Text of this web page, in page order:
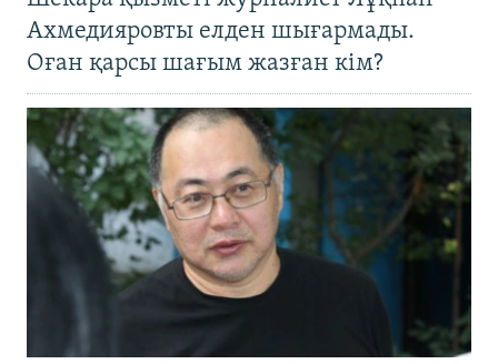
Ахмедияровты елден шығармады.
Оған қарсы шағым жазған кім?